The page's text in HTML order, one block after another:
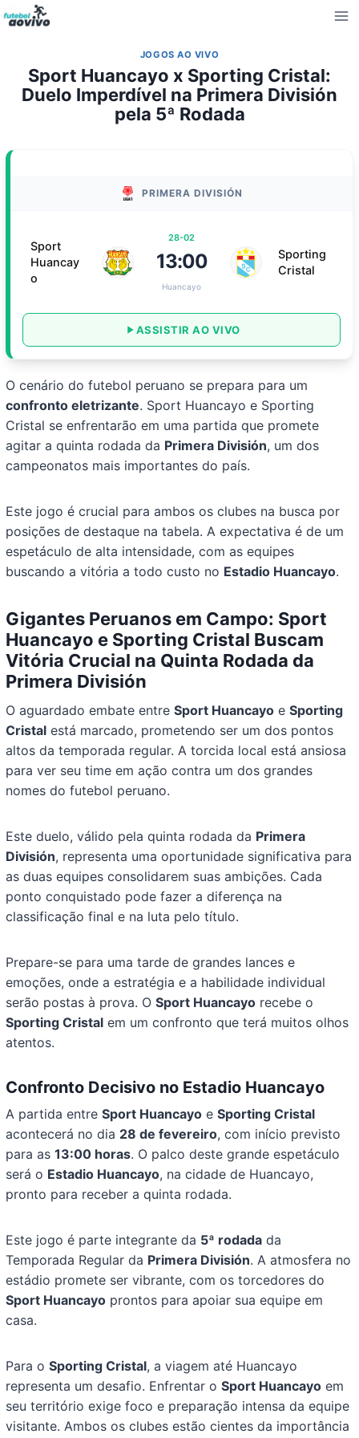
Pular
para
Conteúdo
JOGOS AO VIVO
Sport Huancayo x Sporting Cristal:
Duelo Imperdível na Primera División
pela 5ª Rodada
PRIMERA DIVISIÓN
Sport
Huancay
o
28-02
13:00
Huancayo
Sporting
Cristal
ASSISTIR AO VIVO
O cenário do futebol peruano se prepara para um
confronto eletrizante. Sport Huancayo e Sporting
Cristal se enfrentarão em uma partida que promete
agitar a quinta rodada da Primera División, um dos
campeonatos mais importantes do país.
Este jogo é crucial para ambos os clubes na busca por
posições de destaque na tabela. A expectativa é de um
espetáculo de alta intensidade, com as equipes
buscando a vitória a todo custo no Estadio Huancayo.
Gigantes Peruanos em Campo: Sport
Huancayo e Sporting Cristal Buscam
Vitória Crucial na Quinta Rodada da
Primera División
O aguardado embate entreSport Huancayo eSporting
Cristal está marcado, prometendo ser um dos pontos
altos da temporada regular. A torcida local está ansiosa
para ver seu time em ação contra um dos grandes
nomes do futebol peruano.
Este duelo, válido pela quinta rodada da Primera
División, representa uma oportunidade significativa para
as duas equipes consolidarem suas ambições. Cada
ponto conquistado pode fazer a diferença na
classificação final e na luta pelo título.
Prepare-se para uma tarde de grandes lances e
emoções, onde a estratégia e a habilidade individual
serão postas à prova. OSport Huancayo recebe o
Sporting Cristal em um confronto que terá muitos olhos
atentos.
Confronto Decisivo no Estadio Huancayo
A partida entreSport Huancayo eSporting Cristal
acontecerá no dia 28 de fevereiro, com início previsto
para as13:00 horas. O palco deste grande espetáculo
será o Estadio Huancayo, na cidade de Huancayo,
pronto para receber a quinta rodada.
Este jogo é parte integrante da 5ª rodada da
Temporada Regular da Primera División. A atmosfera no
estádio promete ser vibrante, com os torcedores do
Sport Huancayo prontos para apoiar sua equipe em
casa.
Para oSporting Cristal, a viagem até Huancayo
representa um desafio. Enfrentar oSport Huancayo em
seu território exige foco e preparação intensa da equipe
visitante. Ambos os clubes estão cientes da importância